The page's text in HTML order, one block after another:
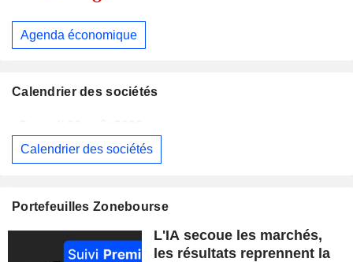
Agenda économique
Calendrier des sociétés
BERKSHIRE HATHAWAY INC.
Samedi 08 août 2026
WESTPAC BANKING CORPORATION Publication des résultats - Q3 2026 AS
Calendrier des sociétés
Portefeuilles Zonebourse
L'IA secoue les marchés,
les résultats reprennent la